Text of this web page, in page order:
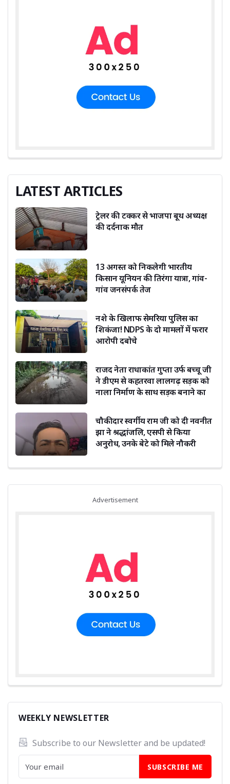
LATEST ARTICLES
ट्रेलर की टक्कर से भाजपा बूथ अध्यक्ष
की दर्दनाक मौत
13 अगस्त को निकलेगी भारतीय
किसान यूनियन की तिरंगा यात्रा, गांव-
गांव जनसंपर्क तेज
नशे के खिलाफ सेमरिया पुलिस का
शिकंजा! NDPS के दो मामलों में फरार
आरोपी दबोचे
राजद नेता राधाकांत गुप्ता उर्फ बच्चू जी
ने डीएम से कहतरवा लालगढ़ सड़क को
नाला निर्माण के साथ सड़क बनाने का
चौकीदार स्वर्गीय राम जी को दी नवनीत
झा ने श्रद्धांजलि, एसपी से किया
अनुरोध, उनके बेटे को मिले नौकरी
Advertisement
WEEKLY NEWSLETTER
Subscribe to our Newsletter and be updated!